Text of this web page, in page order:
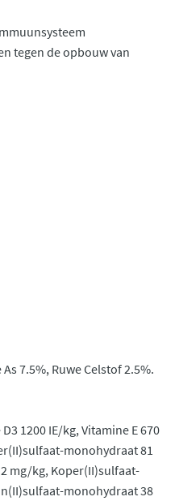
tegen de opbouw van
7.5%, Ruwe Celstof 2.5%.
1200 IE/kg, Vitamine E 670
monohydraat 81
mg/kg, Koper(II)sulfaat-
monohydraat 38